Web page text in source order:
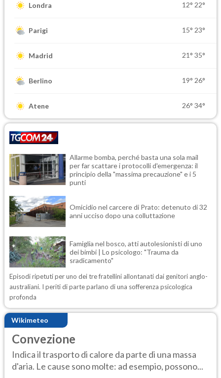
Londra 12° 22°
Parigi 15° 23°
Madrid 21° 35°
Berlino 19° 26°
Atene 26° 34°
Allarme bomba, perché basta una sola mail
per far scattare i protocolli d'emergenza: il
principio della "massima precauzione" e i 5
punti
Omicidio nel carcere di Prato: detenuto di 32
anni ucciso dopo una colluttazione
Famiglia nel bosco, atti autolesionisti di uno
dei bimbi | Lo psicologo: "Trauma da
sradicamento"
Episodi ripetuti per uno dei tre fratellini allontanati dai genitori anglo-
australiani. I periti di parte parlano di una sofferenza psicologica
profonda
Wikimeteo
Convezione
Indica il trasporto di calore da parte di una massa
d'aria. Le cause sono molte: ad esempio, possono...